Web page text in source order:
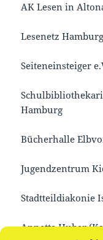
AK Lesen in
Lesenetz Hamburg
Seiteneinsteiger
Hamburg
Bücherhalle
Jugendzentrum
Stadtteildiakonie
Annette Huber